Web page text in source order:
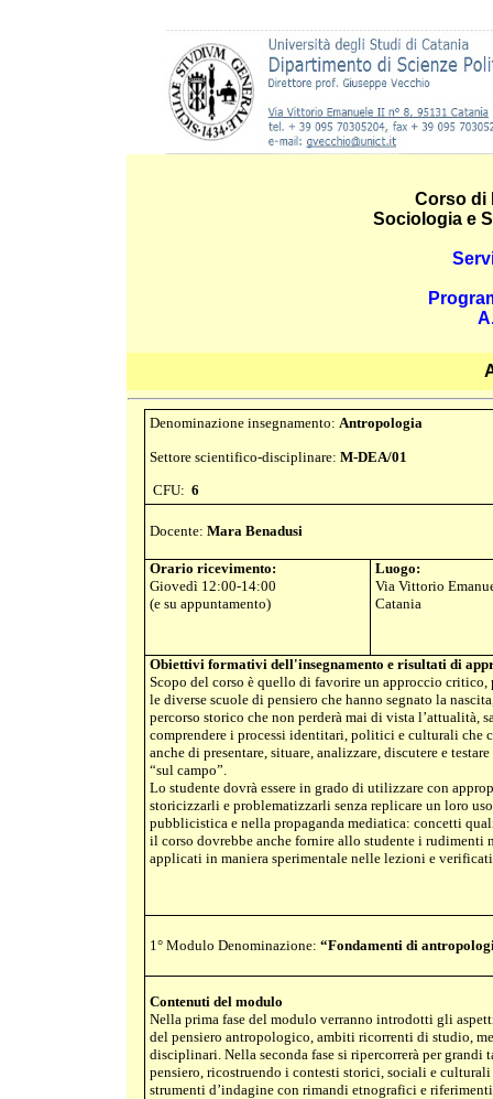
Corso di
Sociologia e
Denominazione insegnamento:Antropologia
Settore scientifico-disciplinare:M-DEA/01
CFU: 6
Docente:Mara Benadusi
Orario ricevimento:
Giovedì 12:00-14:00
(e su appuntamento)
Luogo:
Via Vittorio
Catania
Obiettivi formativi dell'insegnamento e risultati di
Scopo del corso è quello di favorire un approccio
le diverse scuole di pensiero che hanno segnato la
percorso storico che non perderà mai di vista
comprendere i processi identitari, politici e culturali che
anche di presentare, situare, analizzare, discutere e
“sul campo”.
Lo studente dovrà essere in grado di utilizzare con
storicizzarli e problematizzarli senza replicare un loro
pubblicistica e nella propaganda mediatica: concetti
il corso dovrebbe anche fornire allo studente i rudimenti
applicati in maniera sperimentale nelle lezioni e verificati
1° Modulo Denominazione: “Fondamenti di
Contenuti del modulo
Nella prima fase del modulo verranno introdotti gli
del pensiero antropologico, ambiti ricorrenti di studio,
disciplinari. Nella seconda fase si ripercorrerà per
pensiero, ricostruendo i contesti storici, sociali e
strumenti d’indagine con rimandi etnografici e